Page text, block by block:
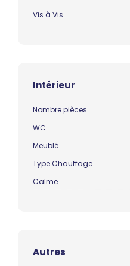
Vis à Vis
Intérieur
Nombre pièces
WC
Meublé
Type Chauffage
Calme
Autres